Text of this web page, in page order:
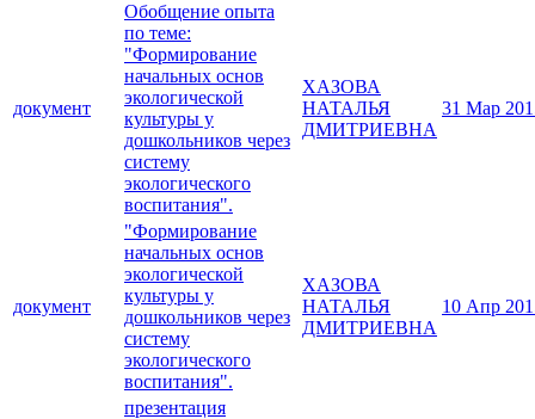
документ
Обобщение опыта
по теме:
"Формирование
начальных основ
экологической
культуры у
дошкольников через
систему
экологического
воспитания".
ХАЗОВА
НАТАЛЬЯ
ДМИТРИЕВНА
31 Мар
документ
"Формирование
начальных основ
экологической
культуры у
дошкольников через
систему
экологического
воспитания".
ХАЗОВА
НАТАЛЬЯ
ДМИТРИЕВНА
10 Апр
презентация